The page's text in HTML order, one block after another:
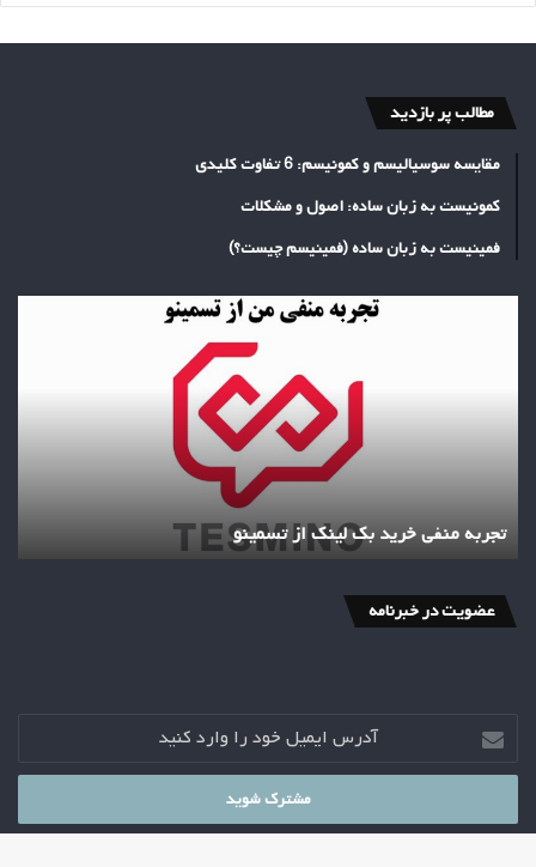
مطالب پر بازدید
مقایسه سوسیالیسم و کمونیسم: 6 تفاوت کلیدی
کمونیست به زبان ساده: اصول و مشکلات
فمینیست به زبان ساده (فمینیسم چیست؟)
تجربه
تجربه منفی خرید بک لینک از تسمینو
عضویت در خبرنامه
ایمیل
را
کنید